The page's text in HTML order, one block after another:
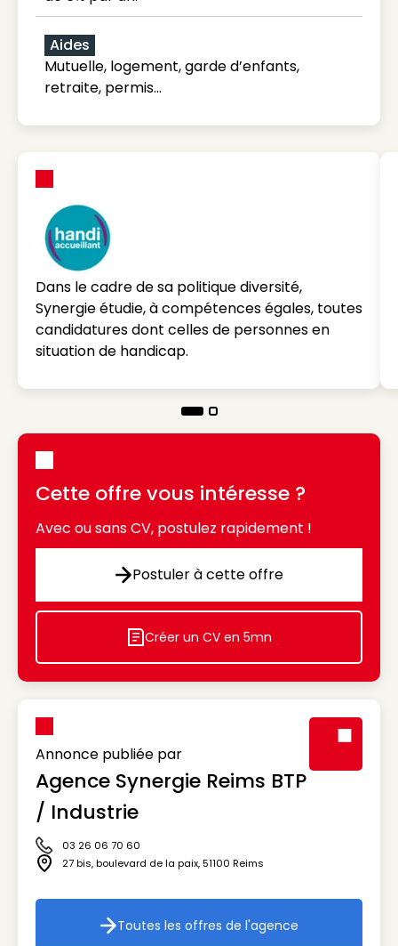
Aides
Mutuelle, logement, garde d’enfants,
retraite, permis…
Dans le cadre de sa politique diversité,
Synergie étudie, à compétences égales, toutes
candidatures dont celles de personnes en
situation de handicap.
Cette offre vous intéresse ?
Avec ou sans CV, postulez rapidement !
Postuler à cette offre
Postuler à cette offre
Icon decorative
Créer un CV en 5mn
Annonce publiée par
Agence Synergie Reims BTP
/ Industrie
Icône téléphone
03 26 06 70 60
Icône adresse
27 bis, boulevard de la paix,51100 Reims
Toutes les offres de l'agence
Toutes les offres de l'agence